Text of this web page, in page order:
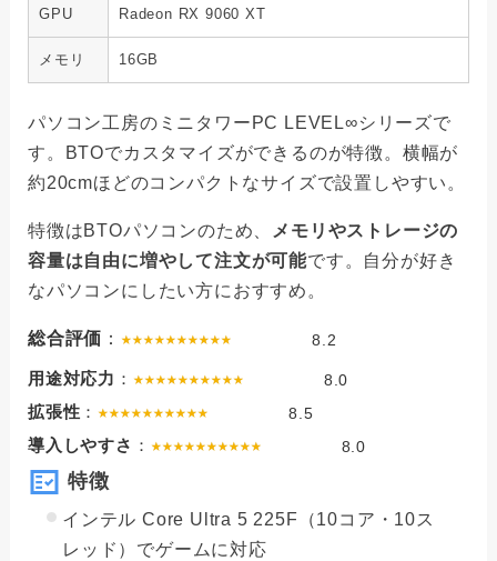
GPU Radeon RX 9060 XT
メモリ 16GB
パソコン工房のミニタワーPC LEVEL∞シリーズで
す。BTOでカスタマイズができるのが特徴。横幅が
約20cmほどのコンパクトなサイズで設置しやすい。
特徴はBTOパソコンのため、
メモリやストレージの
容量は自由に増やして注文が可能です。自分が好き
なパソコンにしたい方におすすめ。
総合評価 ： 8.2
用途対応力 ： 8.0
拡張性 ： 8.5
導入しやすさ ： 8.0
特徴
インテル Core Ultra 5 225F（10コア・10ス
レッド）でゲームに対応